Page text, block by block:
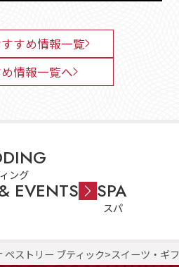
すめ情報一覧
情報一覧へ
ング
EVENTS SPA
スパ
ペストリー ブティック スイーツ・ギ